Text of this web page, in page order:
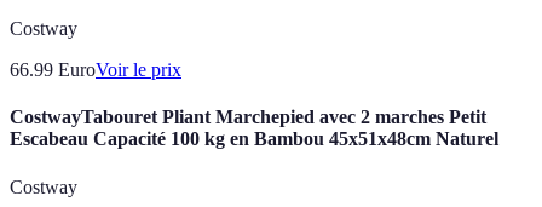
Costway
66.99 EuroVoir le prix
CostwayTabouret Pliant Marchepied avec 2 marches Petit
Escabeau Capacité 100 kg en Bambou 45x51x48cm Naturel
Costway